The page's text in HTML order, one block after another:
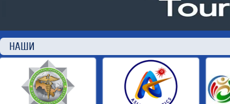
НАШИ